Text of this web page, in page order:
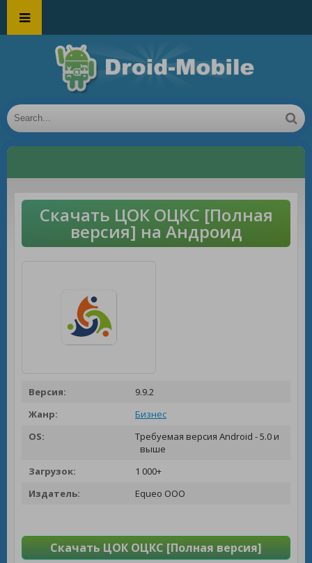
Скачать ЦОК ОЦКС [Полная
версия] на Андроид
Версия:
9.9.2
Жанр:
Бизнес
OS:
Требуемая версия Android - 5.0 и
выше
Загрузок:
1 000+
Издатель:
Equeo OOO
Скачать ЦОК ОЦКС [Полная версия]